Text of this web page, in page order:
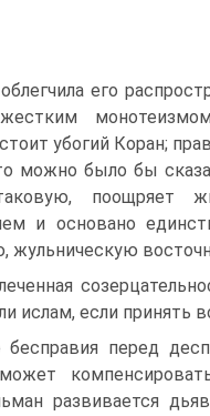
его
жестким
убогий Коран;
можно было бы
поощряет
и основано
жульническую
ислам, если принять
перед
развивается